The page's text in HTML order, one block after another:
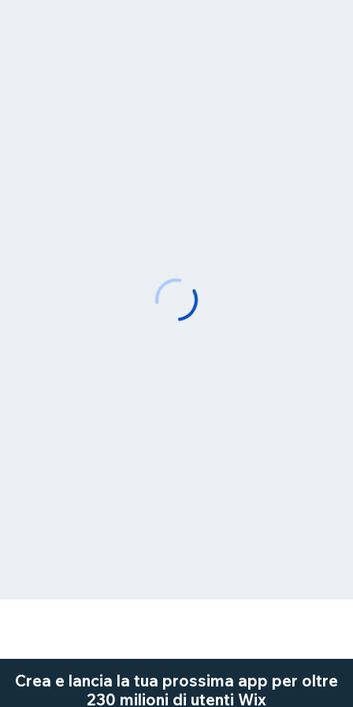
Crea e lancia la tua prossima app per oltre
230 milioni di utenti Wix